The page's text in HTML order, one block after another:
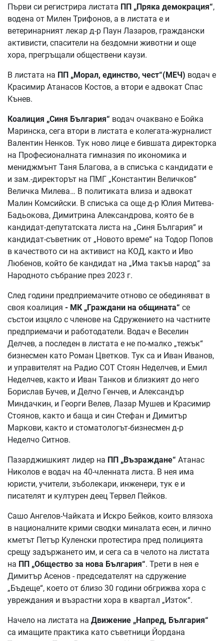
Първи си регистрира листата ПП „Пряка демокрация“,
водена от Милен Трифонов, а в листата е и
ветеринарният лекар д-р Паун Лазаров, граждански
активисти, спасители на бездомни животни и още
хора, прегръщали обществени каузи.
В листата на ПП „Морал, единство, чест“(МЕЧ) водач е
Красимир Атанасов Костов, а втори е адвокат Спас
Кънев.
Коалиция „Синя България“ водач очаквано е Бойка
Маринска, сега втори в листата е колегата-журналист
Валентин Ненков. Тук ново лице е бившата директорка
на Професионалната гимназия по икономика и
мениджмънт Таня Благова, а в списъка с кандидати е
и зам.-директорът на ПМГ „Константин Величков“
Величка Милева… В политиката влиза и адвокат
Малин Комсийски. В списъка са още д-р Юлия Митева-
Бадьокова, Димитрина Александрова, която бе в
кандидат-депутатската листа на „Синя България“ и
кандидат-съветник от „Новото време“ на Тодор Попов
в качеството си на активист на КОД, както и Иво
Любенов, който бе кандидат на „Има такъв народ“ за
Народното събрание през 2023 г.
След години предприемачите отново се обединяват в
своя коалиция - МК „Граждани на общината“ се
състои изцяло с членове на Сдружението на частните
предприемачи и работодатели. Водач е Веселин
Делчев, а последен в листата е не по-малко „тежък“
бизнесмен като Роман Цветков. Тук са и Иван Иванов,
и управителят на Радио СОТ Стоян Неделчев, и Емил
Неделчев, както и Иван Танков и близкият до него
Борислав Бучев, и Делчо Генчев, и Александър
Миндачкин, и Георги Велев, Лазар Мушев и Красимир
Стоянов, както и баща и син Стефан и Димитър
Маркови, както и стоматологът-бизнесмен д-р
Неделчо Ситнов.
Пазарджишкият лидер на ПП „Възраждане“ Атанас
Николов е водач на 40-членната листа. В нея има
юристи, учители, зъболекари, инженери, тук е и
писателят и културен деец Тервел Пейков.
Сашо Ангелов-Чайката и Искро Бейков, които влязоха
в националните крими сводки миналата есен, и лично
кметът Петър Куленски протестира пред полицията
срещу задържането им, и сега са в челото на листата
на ПП „Общество за нова България“. Трети в нея е
Димитър Асенов - председателят на сдружение
„Бъдеще“, което от близо 30 години обгрижва хора с
увреждания и възрастни хора в квартал „Изток“.
Начело на листата на Движение „Напред, България“
са имащите практика като съветници Йордана